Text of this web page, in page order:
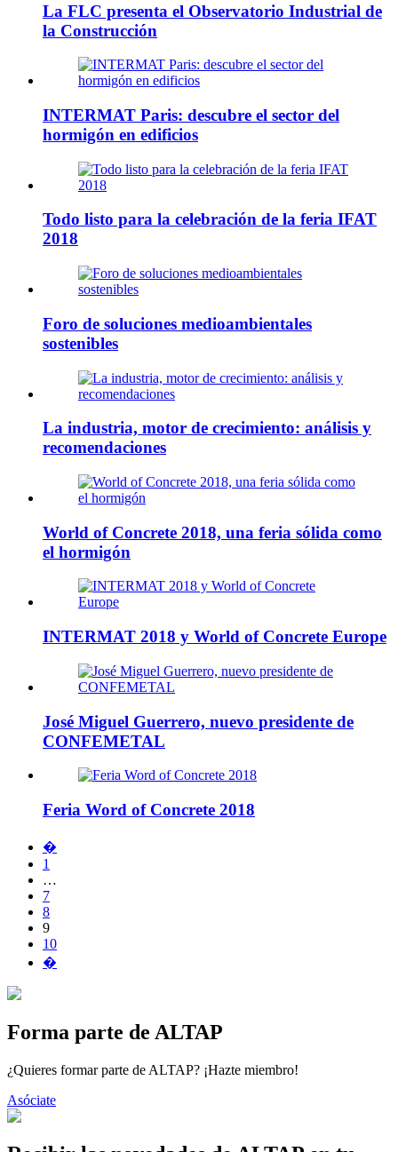
La FLC presenta el Observatorio Industrial de
la Construcción
INTERMAT Paris: descubre el sector del
hormigón en edificios
Todo listo para la celebración de la feria IFAT
2018
Foro de soluciones medioambientales
sostenibles
La industria, motor de crecimiento: análisis y
recomendaciones
World of Concrete 2018, una feria sólida como
el hormigón
INTERMAT 2018 y World of Concrete Europe
José Miguel Guerrero, nuevo presidente de
CONFEMETAL
Feria Word of Concrete 2018
�
1
…
7
8
9
10
�
Forma parte de ALTAP
¿Quieres formar parte de ALTAP? ¡Hazte miembro!
Asóciate